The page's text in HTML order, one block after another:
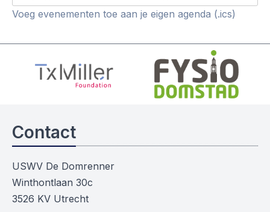
Voeg evenementen toe aan je eigen agenda (.ics)
Contact
USWV De Domrenner
Winthontlaan 30c
3526 KV Utrecht